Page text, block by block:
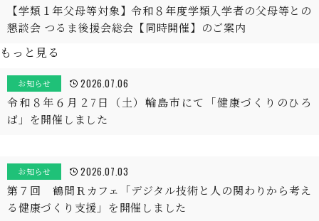
【学類１年父母等対象】令和８年度学類入学者の父母等との
懇談会 つるま後援会総会【同時開催】のご案内
もっと見る
お知らせ 2026.07.06
令和８年６月２7日（土）輪島市にて「健康づくりのひろ
ば」を開催しました
お知らせ 2026.07.03
第７回 鶴間Ｒカフェ「デジタル技術と人の関わりから考え
る健康づくり支援」を開催しました